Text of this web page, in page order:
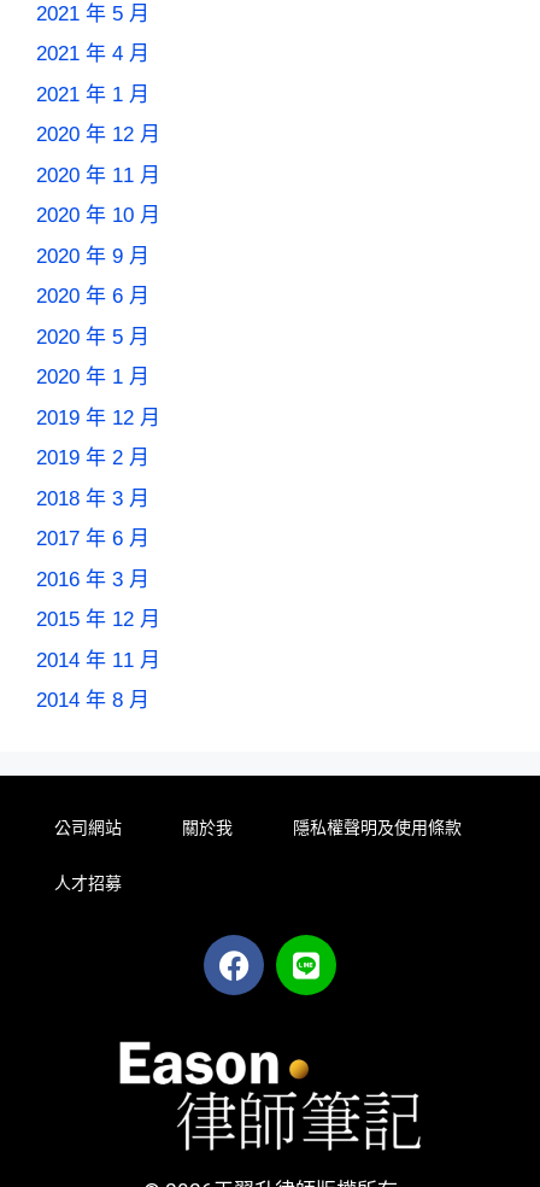
2021 年 5 月
2021 年 4 月
2021 年 1 月
2020 年 12 月
2020 年 11 月
2020 年 10 月
2020 年 9 月
2020 年 6 月
2020 年 5 月
2020 年 1 月
2019 年 12 月
2019 年 2 月
2018 年 3 月
2017 年 6 月
2016 年 3 月
2015 年 12 月
2014 年 11 月
2014 年 8 月
公司網站 關於我 隱私權聲明及使用條款
人才招募